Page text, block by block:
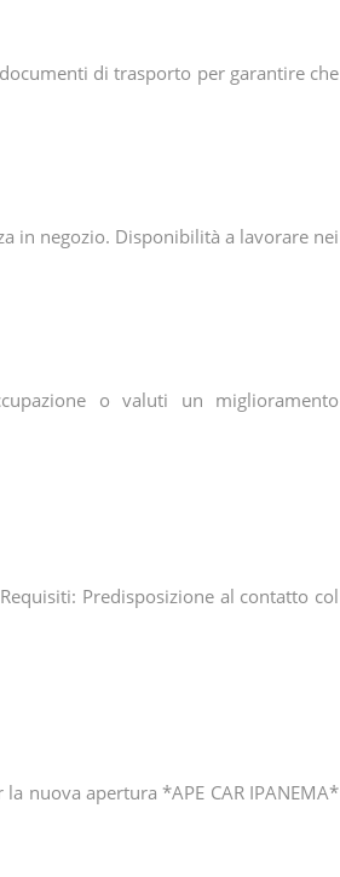
di trasporto per garantire che
in negozio. Disponibilità a lavorare nei
o valuti un miglioramento
Predisposizione al contatto col
nuova apertura *APE CAR IPANEMA*